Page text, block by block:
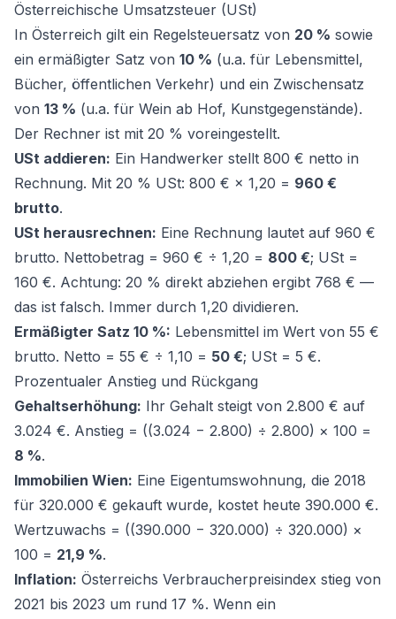
Österreichische Umsatzsteuer (USt)
In Österreich gilt ein Regelsteuersatz von 20 % sowie
ein ermäßigter Satz von 10 % (u.a. für Lebensmittel,
Bücher, öffentlichen Verkehr) und ein Zwischensatz
von 13 % (u.a. für Wein ab Hof, Kunstgegenstände).
Der Rechner ist mit 20 % voreingestellt.
USt addieren: Ein Handwerker stellt 800 € netto in
Rechnung. Mit 20 % USt: 800 € × 1,20 = 960 €
brutto.
USt herausrechnen: Eine Rechnung lautet auf 960 €
brutto. Nettobetrag = 960 € ÷ 1,20 = 800 €; USt =
160 €. Achtung: 20 % direkt abziehen ergibt 768 € —
das ist falsch. Immer durch 1,20 dividieren.
Ermäßigter Satz 10 %: Lebensmittel im Wert von 55 €
brutto. Netto = 55 € ÷ 1,10 = 50 €; USt = 5 €.
Prozentualer Anstieg und Rückgang
Gehaltserhöhung: Ihr Gehalt steigt von 2.800 € auf
3.024 €. Anstieg = ((3.024 − 2.800) ÷ 2.800) × 100 =
8 %.
Immobilien Wien: Eine Eigentumswohnung, die 2018
für 320.000 € gekauft wurde, kostet heute 390.000 €.
Wertzuwachs = ((390.000 − 320.000) ÷ 320.000) ×
100 = 21,9 %.
Inflation: Österreichs Verbraucherpreisindex stieg von
2021 bis 2023 um rund 17 %. Wenn ein